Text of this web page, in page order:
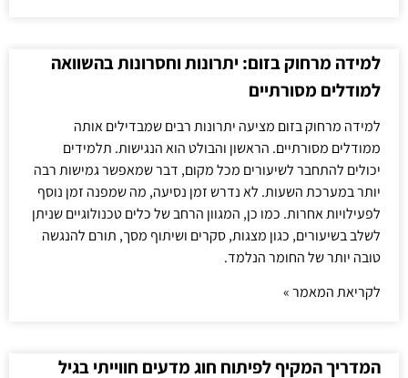
למידה מרחוק בזום: יתרונות וחסרונות בהשוואה
למודלים מסורתיים
למידה מרחוק בזום מציעה יתרונות רבים שמבדילים אותה
ממודלים מסורתיים. הראשון והבולט הוא הנגישות. תלמידים
יכולים להתחבר לשיעורים מכל מקום, דבר שמאפשר גמישות רבה
יותר במערכת השעות. לא נדרש זמן נסיעה, מה שמפנה זמן נוסף
לפעילויות אחרות. כמו כן, המגוון הרחב של כלים טכנולוגיים שניתן
לשלב בשיעורים, כגון מצגות, סקרים ושיתוף מסך, תורם להנגשה
טובה יותר של החומר הנלמד.
לקריאת המאמר »
המדריך המקיף לפיתוח חוג מדעים חווייתי בגיל